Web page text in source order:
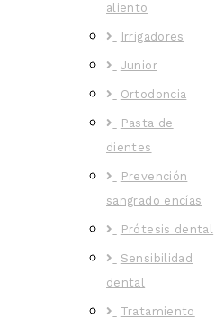
aliento
Irrigadores
Junior
Ortodoncia
Pasta de
dientes
Prevención
sangrado encías
Prótesis dental
Sensibilidad
dental
Tratamiento